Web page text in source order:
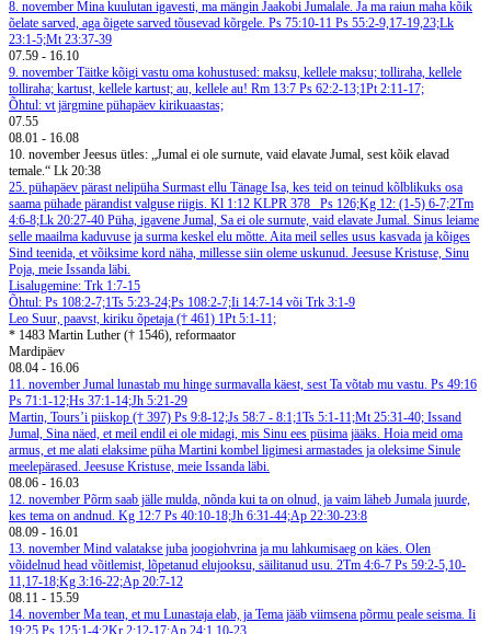
8. november Mina kuulutan igavesti, ma mängin Jaakobi Jumalale. Ja ma raiun maha kõik
õelate sarved, aga õigete sarved tõusevad kõrgele. Ps 75:10-11 Ps 55:2-9,17-19,23;Lk
23:1-5;Mt 23:37-39
07.59 - 16.10
9. november Täitke kõigi vastu oma kohustused: maksu, kellele maksu; tolliraha, kellele
tolliraha; kartust, kellele kartust; au, kellele au! Rm 13:7 Ps 62:2-13;1Pt 2:11-17;
Õhtul: vt järgmine pühapäev kirikuaastas;
07.55
08.01 - 16.08
10. november Jeesus ütles: „Jumal ei ole surnute, vaid elavate Jumal, sest kõik elavad
temale.“ Lk 20:38
25. pühapäev pärast nelipüha Surmast ellu Tänage Isa, kes teid on teinud kõlblikuks osa
saama pühade pärandist valguse riigis. Kl 1:12 KLPR 378
Ps 126;Kg 12: (1-5) 6-7;2Tm
4:6-8;Lk 20:27-40 Püha, igavene Jumal, Sa ei ole surnute, vaid elavate Jumal. Sinus leiame
selle maailma kaduvuse ja surma keskel elu mõtte. Aita meil selles usus kasvada ja kõiges
Sind teenida, et võiksime kord näha, millesse siin oleme uskunud. Jeesuse Kristuse, Sinu
Poja, meie Issanda läbi.
Lisalugemine: Trk 1:7-15
Õhtul: Ps 108:2-7;1Ts 5:23-24;Ps 108:2-7;Ii 14:7-14 või Trk 3:1-9
Leo Suur, paavst, kiriku õpetaja († 461) 1Pt 5:1-11;
* 1483 Martin Luther († 1546), reformaator
Mardipäev
08.04 - 16.06
11. november Jumal lunastab mu hinge surmavalla käest, sest Ta võtab mu vastu. Ps 49:16
Ps 71:1-12;Hs 37:1-14;Jh 5:21-29
Martin, Tours’i piiskop († 397) Ps 9:8-12;Js 58:7 - 8:1;1Ts 5:1-11;Mt 25:31-40; Issand
Jumal, Sina näed, et meil endil ei ole midagi, mis Sinu ees püsima jääks. Hoia meid oma
armus, et me alati elaksime püha Martini kombel ligimesi armastades ja oleksime Sinule
meelepärased. Jeesuse Kristuse, meie Issanda läbi.
08.06 - 16.03
12. november Põrm saab jälle mulda, nõnda kui ta on olnud, ja vaim läheb Jumala juurde,
kes tema on andnud. Kg 12:7 Ps 40:10-18;Jh 6:31-44;Ap 22:30-23:8
08.09 - 16.01
13. november Mind valatakse juba joogiohvrina ja mu lahkumisaeg on käes. Olen
võidelnud head võitlemist, lõpetanud elujooksu, säilitanud usu. 2Tm 4:6-7 Ps 59:2-5,10-
11,17-18;Kg 3:16-22;Ap 20:7-12
08.11 - 15.59
14. november Ma tean, et mu Lunastaja elab, ja Tema jääb viimsena põrmu peale seisma. Ii
19:25 Ps 125:1-4;2Kr 2:12-17;Ap 24:1,10-23